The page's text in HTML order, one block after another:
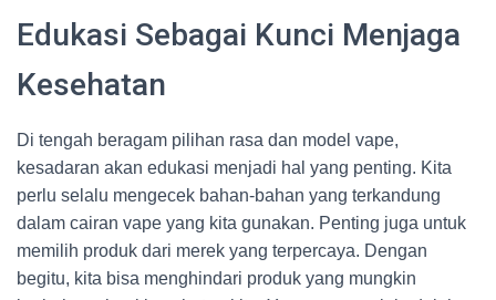
Edukasi Sebagai Kunci Menjaga
Kesehatan
Di tengah beragam pilihan rasa dan model vape,
kesadaran akan edukasi menjadi hal yang penting. Kita
perlu selalu mengecek bahan-bahan yang terkandung
dalam cairan vape yang kita gunakan. Penting juga untuk
memilih produk dari merek yang terpercaya. Dengan
begitu, kita bisa menghindari produk yang mungkin